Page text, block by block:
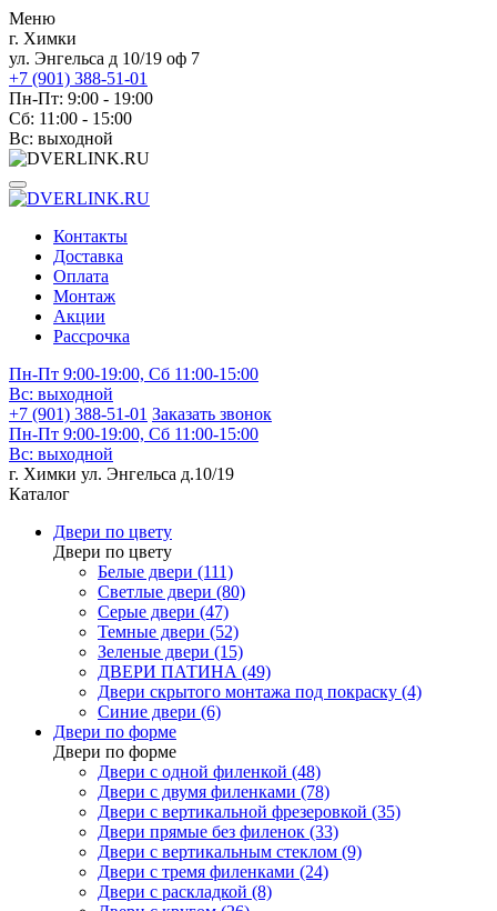
Меню
г. Химки
ул. Энгельса д 10/19 оф 7
+7 (901) 388-51-01
Пн-Пт: 9:00 - 19:00
Сб: 11:00 - 15:00
Вс: выходной
Контакты
Доставка
Оплата
Монтаж
Акции
Рассрочка
Пн-Пт 9:00-19:00, Сб 11:00-15:00
Вс: выходной
+7 (901) 388-51-01 Заказать звонок
Пн-Пт 9:00-19:00, Сб 11:00-15:00
Вс: выходной
г. Химки ул. Энгельса д.10/19
Каталог
Двери по цвету
Двери по цвету
Белые двери (111)
Светлые двери (80)
Серые двери (47)
Темные двери (52)
Зеленые двери (15)
ДВЕРИ ПАТИНА (49)
Двери скрытого монтажа под покраску (4)
Синие двери (6)
Двери по форме
Двери по форме
Двери с одной филенкой (48)
Двери с двумя филенками (78)
Двери с вертикальной фрезеровкой (35)
Двери прямые без филенок (33)
Двери с вертикальным стеклом (9)
Двери с тремя филенками (24)
Двери с раскладкой (8)